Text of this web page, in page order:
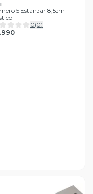
5 Estándar 8,5cm
0(0)